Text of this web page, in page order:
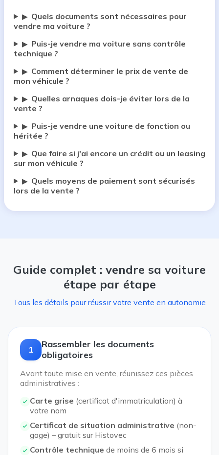
▶ Quels documents sont nécessaires pour
vendre ma voiture ?
▶ Puis-je vendre ma voiture sans contrôle
technique ?
▶ Comment déterminer le prix de vente de
mon véhicule ?
▶ Quelles arnaques dois-je éviter lors de la
vente ?
▶ Puis-je vendre une voiture de fonction ou
héritée ?
▶ Que faire si j'ai encore un crédit ou un leasing
sur mon véhicule ?
▶ Quels moyens de paiement sont sécurisés
lors de la vente ?
Guide complet : vendre sa voiture
étape par étape
Tous les détails pour réussir votre vente en autonomie
1
Rassembler les documents
obligatoires
Avant toute mise en vente, réunissez ces pièces
administratives :
Carte grise (certificat d'immatriculation) à
votre nom
Certificat de situation administrative (non-
gage) – gratuit sur Histovec
Contrôle technique de moins de 6 mois si